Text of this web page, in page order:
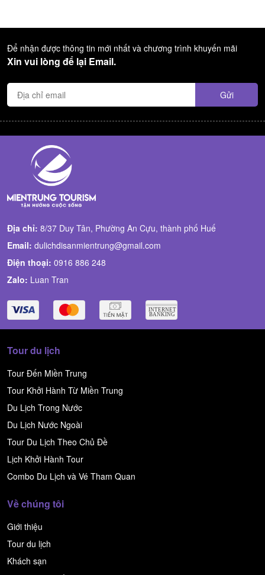
Để nhận được thông tin mới nhất và chương trình khuyến mãi
Xin vui lòng để lại Email.
Địa chỉ: 8/37 Duy Tân, Phường An Cựu, thành phố Huế
Email: dulichdisanmientrung@gmail.com
Điện thoại: 0916 886 248
Zalo: Luan Tran
Tour du lịch
Tour Đến Miền Trung
Tour Khởi Hành Từ Miền Trung
Du Lịch Trong Nước
Du Lịch Nước Ngoài
Tour Du Lịch Theo Chủ Đề
Lịch Khởi Hành Tour
Combo Du Lịch và Vé Tham Quan
Về chúng tôi
Giới thiệu
Tour du lịch
Khách sạn